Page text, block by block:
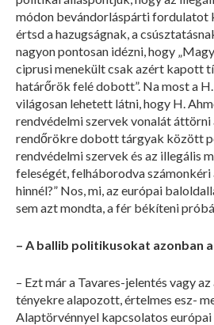
módon bevándorláspárti fordulatot
értsd a hazugságnak, a
nagyon pontosan idézni, hogy
ciprusi menekült csak azért kapott
határőrök felé dobott”. Na most a
világosan lehetett látni, hogy H.
rendvédelmi szervek vonalát
rendőrökre dobott tárgyak között
rendvédelmi szervek és az illegális
feleségét, felháborodva számonkéri
hinnél?” Nos, mi, az európai
sem azt mondta, a fér békíteni
– A ballib politikusokat azonban
– Ezt már a Tavares-jelentés vagy
tényekre alapozott, értelmes esz-
Alaptörvénnyel kapcsolatos